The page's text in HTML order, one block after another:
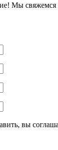
Мы свяжемся
вы